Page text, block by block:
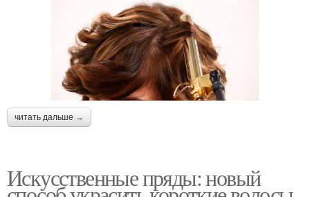
Прическа в стиле
Хвост на коротких
волосах
Прическа для коротких
волос
Образ с короткими
Заколка для коротких
волос
Подбор для коротких
волос
читать дальше →
Искусственные пряды: новый